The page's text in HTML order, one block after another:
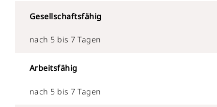
Gesellschaftsfähig
nach 5 bis 7 Tagen
Arbeitsfähig
nach 5 bis 7 Tagen